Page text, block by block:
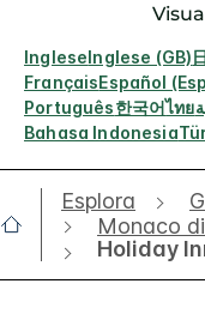
IngleseInglese (GB)
FrançaisEspañol
Português한국어ไทย
Bahasa Indonesia
Esplora
Monaco
Holiday